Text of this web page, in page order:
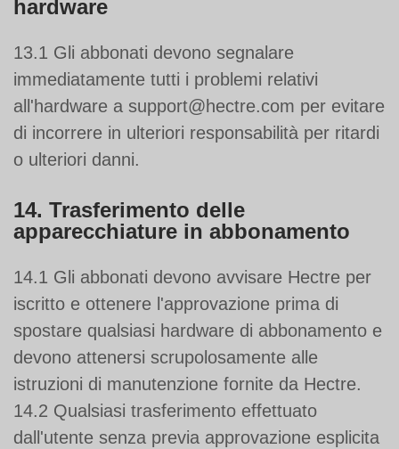
hardware
13.1 Gli abbonati devono segnalare
immediatamente tutti i problemi relativi
all'hardware a support@hectre.com per evitare
di incorrere in ulteriori responsabilità per ritardi
o ulteriori danni.
14. Trasferimento delle
apparecchiature in abbonamento
14.1 Gli abbonati devono avvisare Hectre per
iscritto e ottenere l'approvazione prima di
spostare qualsiasi hardware di abbonamento e
devono attenersi scrupolosamente alle
istruzioni di manutenzione fornite da Hectre.
14.2 Qualsiasi trasferimento effettuato
dall'utente senza previa approvazione esplicita